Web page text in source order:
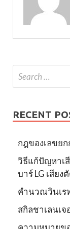
RECENT
กฎของเลขย
วิธีแก้ปัญหาเ
บาร์ LG เสีย
คำนวณวินเร
สกิลชาเลนเจ